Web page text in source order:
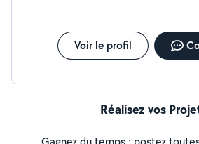
Voir le profil
Réalisez vos